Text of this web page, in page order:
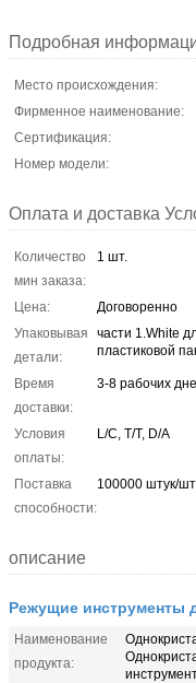
Подробная
Место происхождения:
Фирменное наименование:
Сертификация:
Номер модели:
Оплата и доставка
Количество
мин заказа:
1 шт.
Цена:
Договоренно
Упаковывая
детали:
части 1.White
пластиковой
Время
доставки:
3-8 рабочих
Условия
оплаты:
L/C, T/T, D/A
Поставка
способности:
100000 штук/
описание
Режущие инструменты
Наименование
продукта: